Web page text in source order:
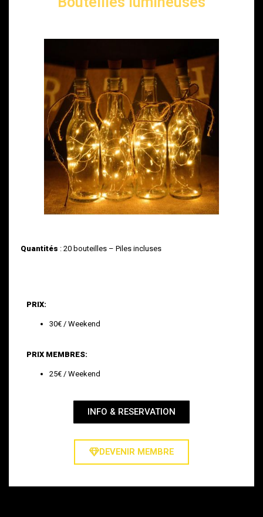
Quantités : 20 bouteilles – Piles incluses
PRIX:
30€ / Weekend
PRIX MEMBRES:
25€ / Weekend
INFO & RESERVATION
DEVENIR MEMBRE